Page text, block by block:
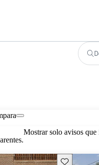
Mostrar solo avisos
Guarda este